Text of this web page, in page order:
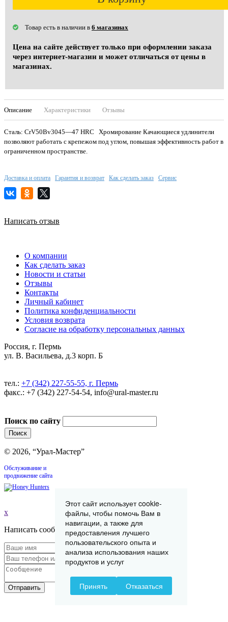
Товар есть в наличии в 6 магазинах
Цена на сайте действует только при оформлении заказа
через интернет-магазин и может отличаться от цены в
магазинах.
Описание Характеристики Отзывы
Сталь: CrV50Bv3045—47 HRC Хромирование Качающиеся удлинители
позволяют работать с крепежом под углом, повышая эффективность работ в
ограниченном пространстве.
Доставка и оплата Гарантия и возврат Как сделать заказ Сервис
Написать отзыв
О компании
Как сделать заказ
Новости и статьи
Отзывы
Контакты
Личный кабинет
Политика конфиденциальности
Условия возврата
Согласие на обработку персональных данных
Россия, г. Пермь
ул. В. Васильева, д.3 корп. Б
тел.: +7 (342) 227-55-55, г. Пермь
факс.: +7 (342) 227-54-54, info@ural-master.ru
Поиск по сайту
© 2026, “Урал-Мастер”
Обслуживание и
продвижение сайта
x
Написать сообщение
Отправить
Этот сайт использует cookie-
файлы, чтобы помочь Вам в
навигации, а также для
предоставления лучшего
пользовательского опыта и
анализа использования наших
продуктов и услуг
Принять Отказаться